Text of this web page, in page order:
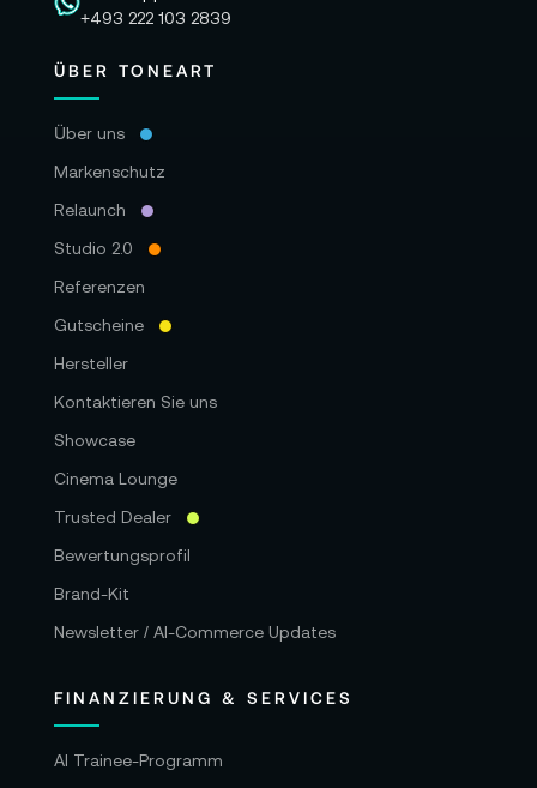
+493 222 103 2839
ÜBER TONEART
Über uns
Markenschutz
Relaunch
Studio 2.0
Referenzen
Gutscheine
Hersteller
Kontaktieren Sie uns
Showcase
Cinema Lounge
Trusted Dealer
Bewertungsprofil
Brand-Kit
Newsletter / AI-Commerce Updates
FINANZIERUNG & SERVICES
AI Trainee-Programm